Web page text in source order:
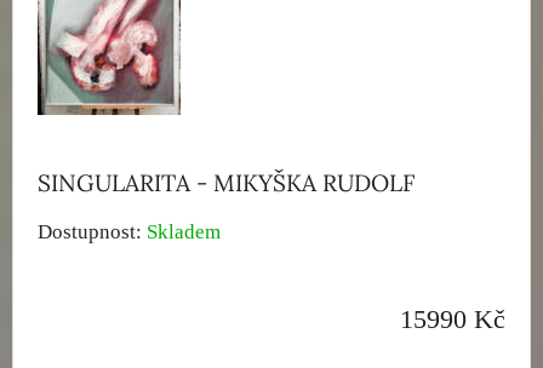
SINGULARITA - MIKYŠKA RUDOLF
Dostupnost: Skladem
15990 Kč